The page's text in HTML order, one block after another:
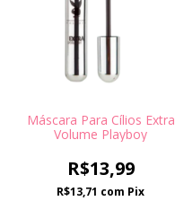
Máscara Para Cílios Extra
Volume Playboy
R$13,99
R$13,71 com Pix